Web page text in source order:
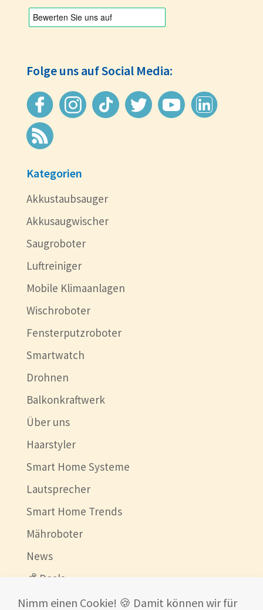
Folge uns auf Social Media:
Kategorien
Akkustaubsauger
Akkusaugwischer
Saugroboter
Luftreiniger
Mobile Klimaanlagen
Wischroboter
Fensterputzroboter
Smartwatch
Drohnen
Balkonkraftwerk
Über uns
Haarstyler
Smart Home Systeme
Lautsprecher
Smart Home Trends
Mähroboter
News
💰 Deals
Beste China Shops
Nimm einen Cookie! 🍪 Damit können wir für